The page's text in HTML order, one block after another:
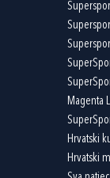
Magenta
Hrvatski
Hrvatski